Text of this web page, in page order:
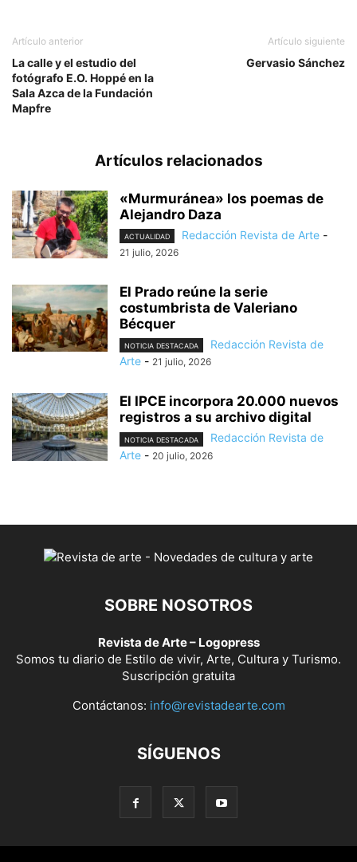
Artículo anterior
La calle y el estudio del
fotógrafo E.O. Hoppé en la
Sala Azca de la Fundación
Mapfre
Artículo siguiente
Gervasio Sánchez
Artículos relacionados
«Murmuránea» los poemas de
Alejandro Daza
ACTUALIDAD Redacción Revista de Arte -
21 julio, 2026
El Prado reúne la serie
costumbrista de Valeriano
Bécquer
NOTICIA DESTACADA
Redacción Revista de
Arte - 21 julio, 2026
El IPCE incorpora 20.000 nuevos
registros a su archivo digital
NOTICIA DESTACADA
Redacción Revista de
Arte - 20 julio, 2026
SOBRE NOSOTROS
Revista de Arte – Logopress
Somos tu diario de Estilo de vivir, Arte, Cultura y Turismo.
Suscripción gratuita
Contáctanos: info@revistadearte.com
SÍGUENOS